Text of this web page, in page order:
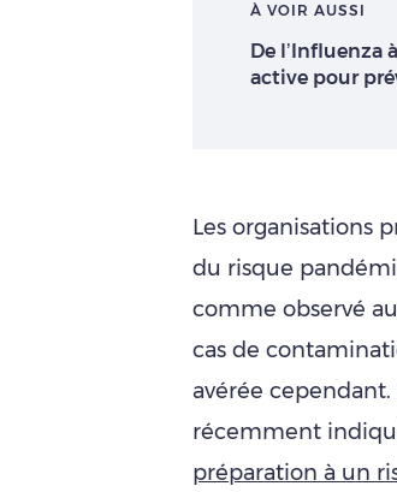
À VOIR AUSSI
De l’Influenza
active pour
Les organisations
du risque
comme observé
cas de
avérée
récemment
préparation à un